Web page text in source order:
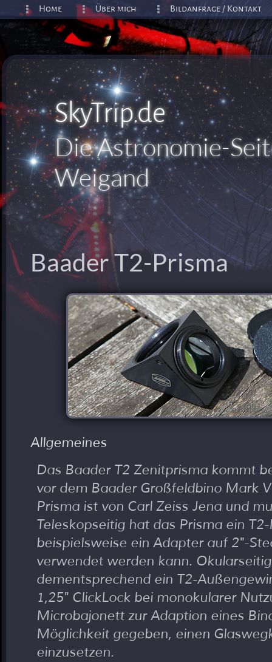
SkyTrip.de
Die Astronomie-
Weigand
Baader T2-Prisma
Allgemeines
Das Baader T2 Zenitprisma kommt
vor dem Baader Großfeldbino Mark
Prisma ist von Carl Zeiss Jena und
Teleskopseitig hat das Prisma ein
beispielsweise ein Adapter auf 2"-
verwendet werden kann.
dementsprechend ein T2-
1,25" ClickLock bei monokularer
Microbajonett zur Adaption eines
Möglichkeit gegeben, einen
einzusetzen.
Home Über mich Bildanfrage / Kontakt